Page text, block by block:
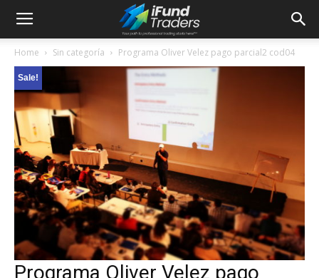
Home Sin categoría Programa Oliver Velez pago parcial2 cod04
Sale!
Programa Oliver Velez pago